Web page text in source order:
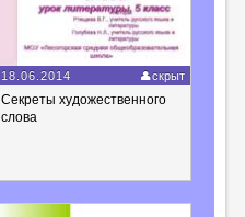
18.06.2014 скрыт
Секреты художественного
слова